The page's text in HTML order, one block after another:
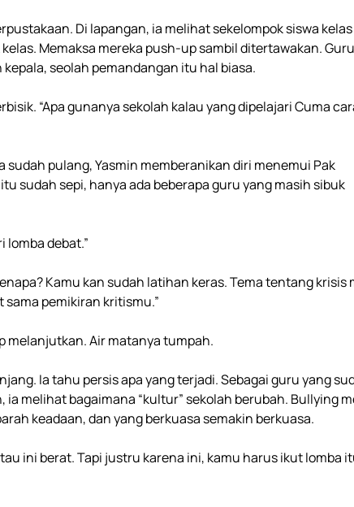
Di lapangan, ia melihat sekelompok siswa kelas
Memaksa mereka push-up sambil ditertawakan.
seolah pemandangan itu hal biasa.
“Apa gunanya sekolah kalau yang dipelajari Cuma
sudah pulang, Yasmin memberanikan diri menemui Pak
sudah sepi, hanya ada beberapa guru yang masih sibuk
lomba debat.”
Kamu kan sudah latihan keras. Tema tentang krisis
pemikiran kritismu.”
melanjutkan. Air matanya tumpah.
Ia tahu persis apa yang terjadi. Sebagai guru yang
ia melihat bagaimana “kultur” sekolah berubah. Bullying
keadaan, dan yang berkuasa semakin berkuasa.
ini berat. Tapi justru karena ini, kamu harus ikut lomba